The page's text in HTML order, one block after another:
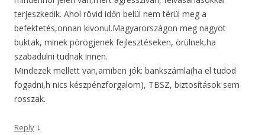
terjeszkedik. Ahol rövid időn belül nem térül meg a
befektetés,onnan kivonul.Magyarországon meg nagyot
buktak, minek pörögjenek fejlesztéseken, örülnek,ha
szabadulni tudnak innen.
Mindezek mellett van,amiben jók: bankszámla(ha el tudod
fogadni,h nics készpénzforgalom), TBSZ, biztosítások sem
rosszak.
Reply ↓